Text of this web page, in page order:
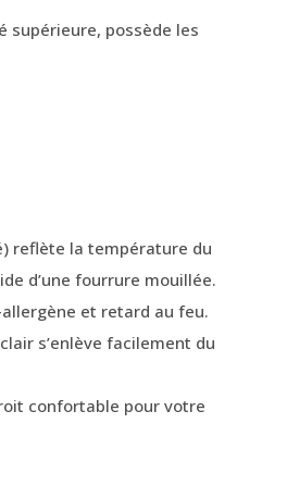
supérieure, possède les
reflète la température du
d’une fourrure mouillée.
et retard au feu.
s’enlève facilement du
confortable pour votre